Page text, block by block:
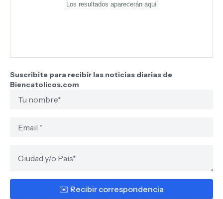
Los resultados aparecerán aquí
Suscribite para recibir las noticias diarias de
Biencatolicos.com